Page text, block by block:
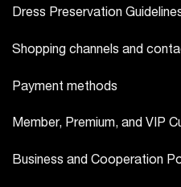
Dress Preservation
Shopping channels and
Payment methods
Member, Premium, and VIP
Business and Cooperation